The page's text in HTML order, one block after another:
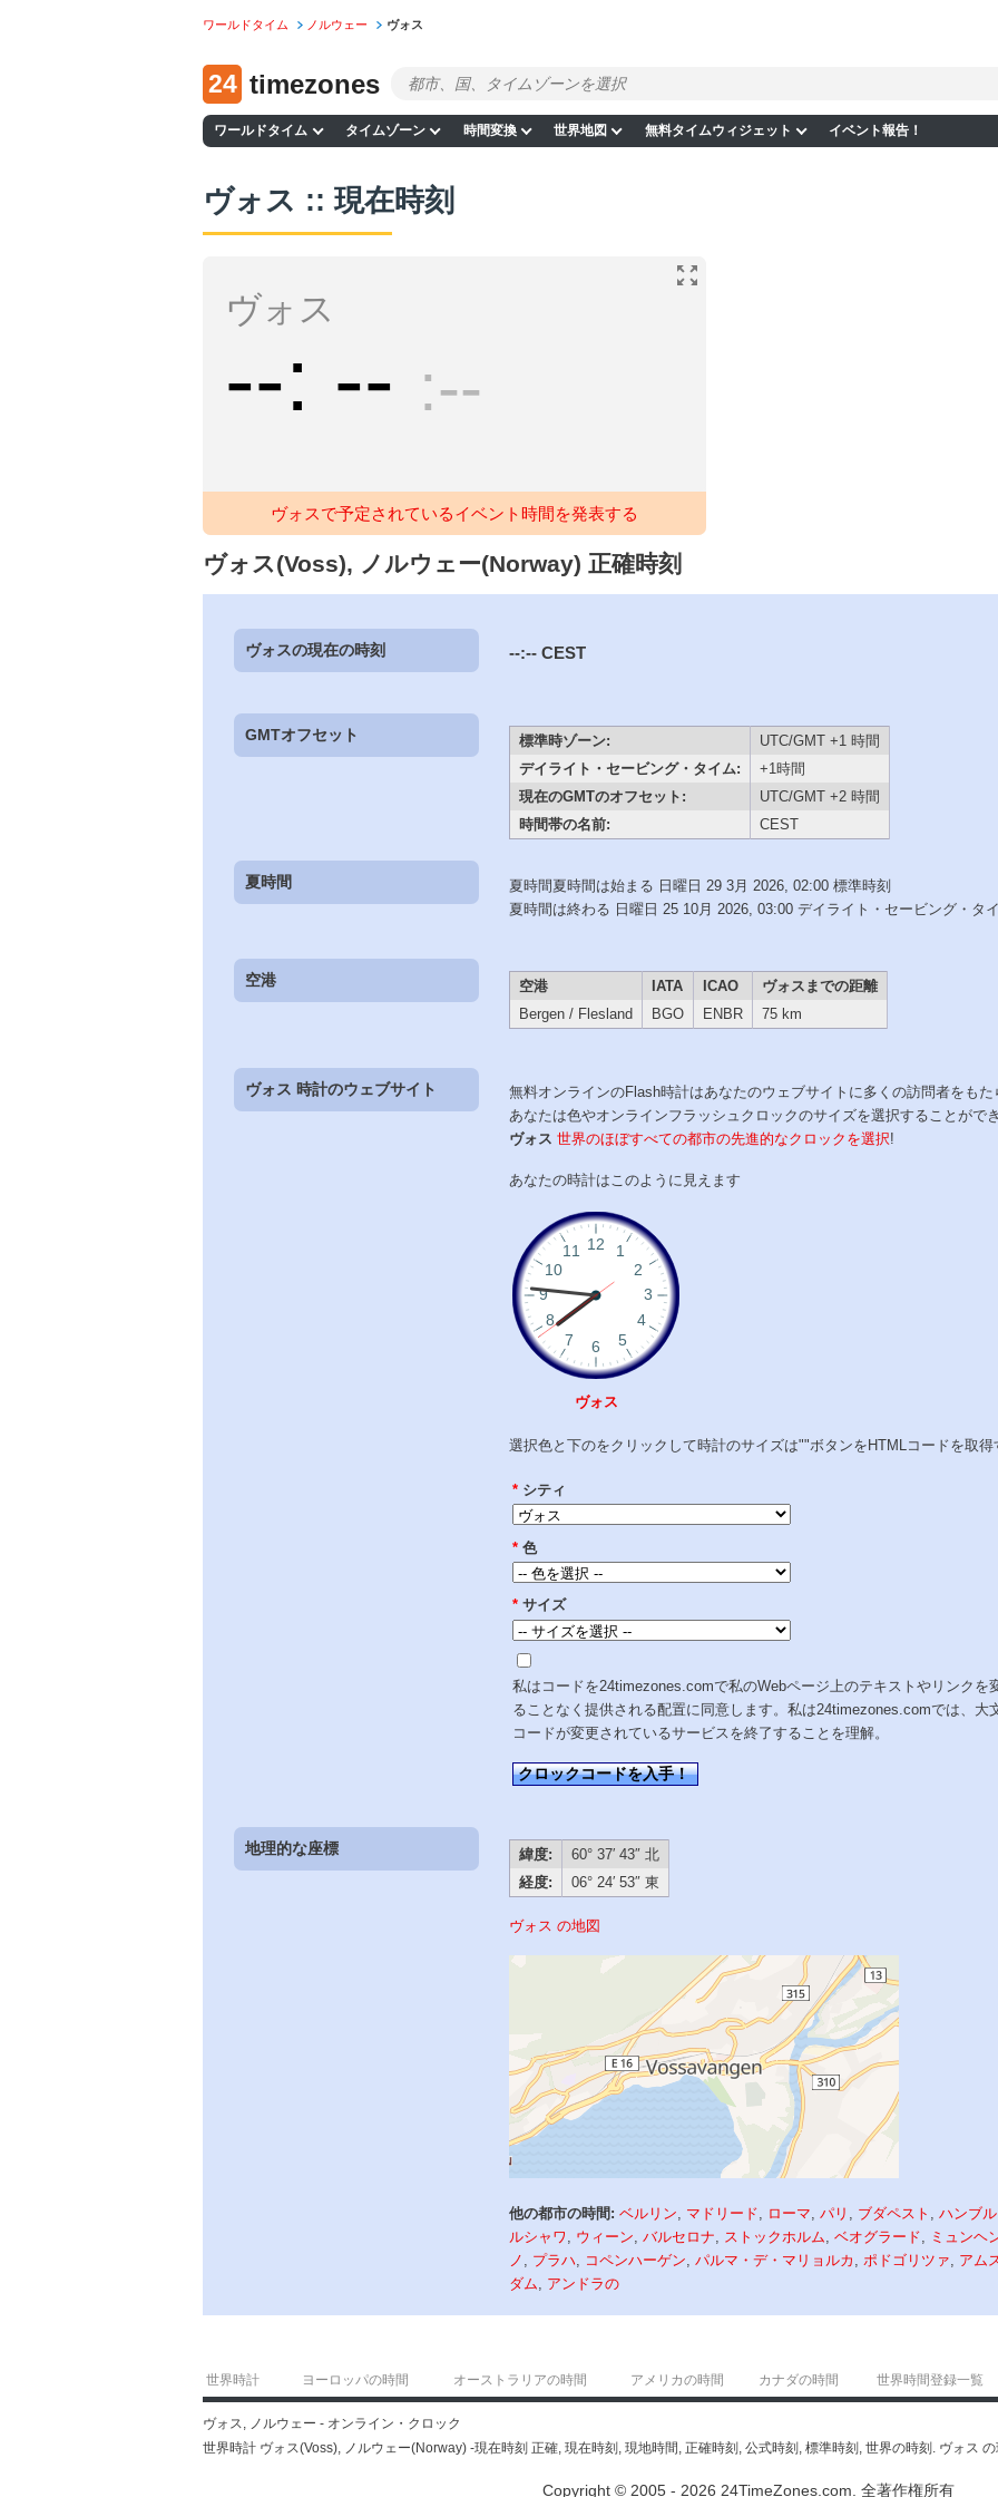
ワールドタイム ノルウェー ヴォス
24 timezones
ワールドタイム タイムゾーン 時間変換 世界地図 無料タイムウィジェット イベント報告！
ヴォス :: 現在時刻
ヴォス
-- -- --
ヴォスで予定されているイベント時間を発表する
ヴォス(Voss), ノルウェー(Norway) 正確時刻
ヴォスの現在の時刻 --:-- CEST
GMTオフセット 標準時ゾーン:
UTC/GMT +1 時間
デイライト・セービング・タイム:
+1時間
現在のGMTのオフセット:
UTC/GMT +2 時間
時間帯の名前:
CEST
夏時間
夏時間夏時間は始まる 日曜日 29 3月 2026, 02:00 標準時刻
夏時間は終わる 日曜日 25 10月 2026, 03:00 デイライト・セービング・タ
空港 空港 IATA ICAO
ヴォスまでの距離
Bergen / Flesland
BGO ENBR 75 km
ヴォス 時計のウェブサイト
無料オンラインのFlash時計はあなたのウェブサイトに多くの訪問者をもた
あなたは色やオンラインフラッシュクロックのサイズを選択することがで
ヴォス 世界のほぼすべての都市の先進的なクロックを選択!
あなたの時計はこのように見えます
ヴォス
選択色と下のをクリックして時計のサイズは""ボタンをHTMLコードを取得
* シティ
* 色
* サイズ
私はコードを24timezones.comで私のWebページ上のテキストやリンクを
ることなく提供される配置に同意します。私は24timezones.comでは、大
コードが変更されているサービスを終了することを理解。
クロックコードを入手！
地理的な座標 緯度:
60° 37′ 43″ 北
経度:
06° 24′ 53″ 東
ヴォス の地図
他の都市の時間: ベルリン, マドリード, ローマ,パリ , ブダペスト ,ハンブ
ルシャワ , ウィーン,バルセロナ, ストックホルム,ベオグラード, ミュンヘ
ノ , プラハ, コペンハーゲン,パルマ・デ・マリョルカ ,ポドゴリツァ, アム
ダム, アンドラの
世界時計 ヨーロッパの時間 オーストラリアの時間 アメリカの時間 カナダの時間 世界時間登録一覧
ヴォス, ノルウェー - オンライン・クロック
世界時計 ヴォス(Voss), ノルウェー(Norway) -現在時刻 正確, 現在時刻, 現地時間, 正確時刻, 公式時刻, 標準時刻, 世界の時刻. ヴォス
Copyright © 2005 - 2026 24TimeZones.com. 全著作権所有